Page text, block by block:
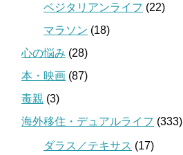
ベジタリアンライフ (22)
マラソン (18)
心の悩み (28)
本・映画 (87)
毒親 (3)
海外移住・デュアルライフ (333)
ダラス／テキサス (17)